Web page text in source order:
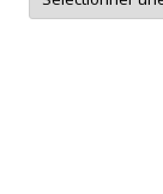
s